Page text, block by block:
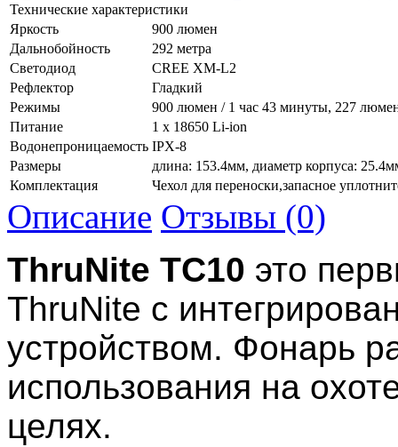
Технические характеристики
Яркость
900 люмен
Дальнобойность
292 метра
Светодиод
CREE XM-L2
Рефлектор
Гладкий
Режимы
900 люмен / 1 час 43 минуты, 227
Питание
1 x 18650 Li-ion
Водонепроницаемость IPX-8
Размеры
длина: 153.4мм, диаметр корпуса:
Комплектация
Чехол для переноски,запасное
Описание Отзывы (0)
ThruNite TC10 это
ThruNite с
устройством. Фонарь
использования на
целях.